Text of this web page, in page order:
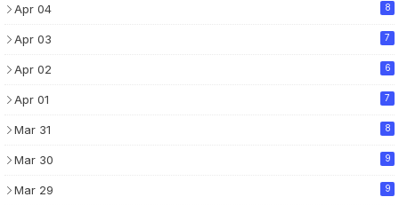
Apr 04 8
Apr 03 7
Apr 02 6
Apr 01 7
Mar 31 8
Mar 30 9
Mar 29 9